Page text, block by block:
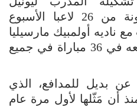
سكالوني، النهائية المكونة من 26 لاعبا الأسبوع
ناديه أولمبيك مارسيليا
الفرنسي، حيث شارك معه في 36 مباراة في جميع
عن بديل للمدافع، الذي
منذ أن مَثّلها لأول مرة عام